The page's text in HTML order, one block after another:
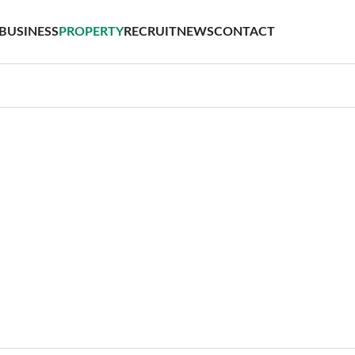
PROPERTYRECRUITNEWSCONTACT